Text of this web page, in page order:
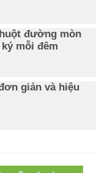
đường mòn
mỗi đêm
giản và hiệu